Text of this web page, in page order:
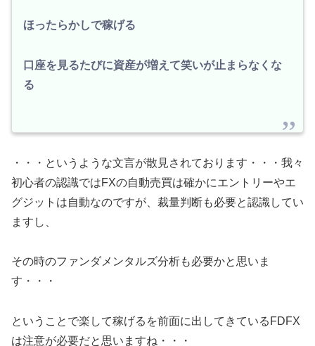
ほったらかしで稼げる
口座を見るたびに資産が増えて笑いが止まらなくな
る
・・・というような文言が散見されております・・・我々
初心者の認識ではFXの自動売買は確かにエントリーやエ
グジットは自動なのですが、裁量判断も必要と認識してい
ますし、
その時のファンダメンタルズ分析も必要かと思いま
す・・・
ということで楽して稼げるを前面に出してきているFDFX
は注意が必要だと思いますね・・・